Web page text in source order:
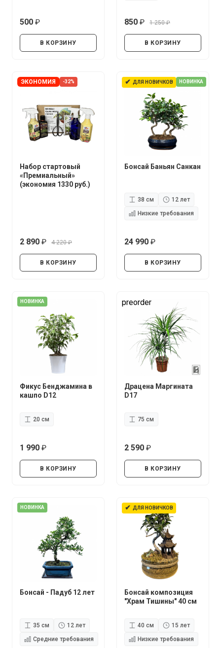
500
В КОРЗИНУ
850
1 250
В КОРЗИНУ
ЭКОНОМИЯ -32%
Набор стартовый
«Премиальный»
(экономия 1330 руб.)
2 890
4 220
В КОРЗИНУ
✔ ДЛЯ НОВИЧКОВ НОВИНКА
Бонсай Баньян Санкан
38 см
12 лет
Низкие требования
24 990
В КОРЗИНУ
НОВИНКА
Фикус Бенджамина в
кашпо D12
20 см
1 990
В КОРЗИНУ
preorder
Драцена Маргината
D17
75 см
2 590
В КОРЗИНУ
НОВИНКА
Бонсай - Падуб 12 лет
35 см
12 лет
Средние требования
✔ ДЛЯ НОВИЧКОВ
Бонсай композиция
"Храм Тишины" 40 см
40 см
15 лет
Низкие требования